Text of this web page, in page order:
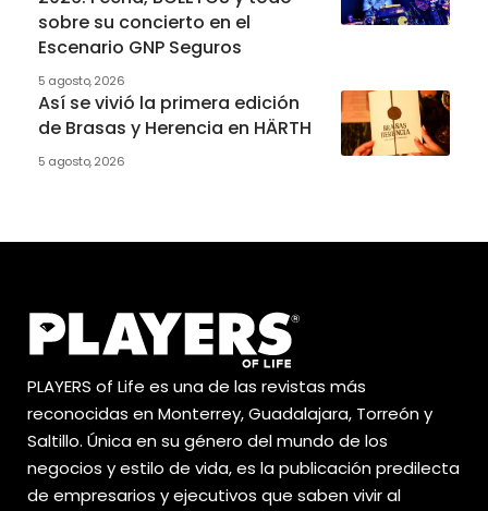
sobre su concierto en el
Escenario GNP Seguros
5 agosto, 2026
Así se vivió la primera edición
de Brasas y Herencia en HÄRTH
5 agosto, 2026
PLAYERS of Life es una de las revistas más
reconocidas en Monterrey, Guadalajara, Torreón y
Saltillo. Única en su género del mundo de los
negocios y estilo de vida, es la publicación predilecta
de empresarios y ejecutivos que saben vivir al